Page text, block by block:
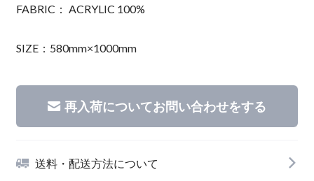
FABRIC： ACRYLIC 100%
SIZE：580mm×1000mm
再入荷についてお問い合わせをする
送料・配送方法について